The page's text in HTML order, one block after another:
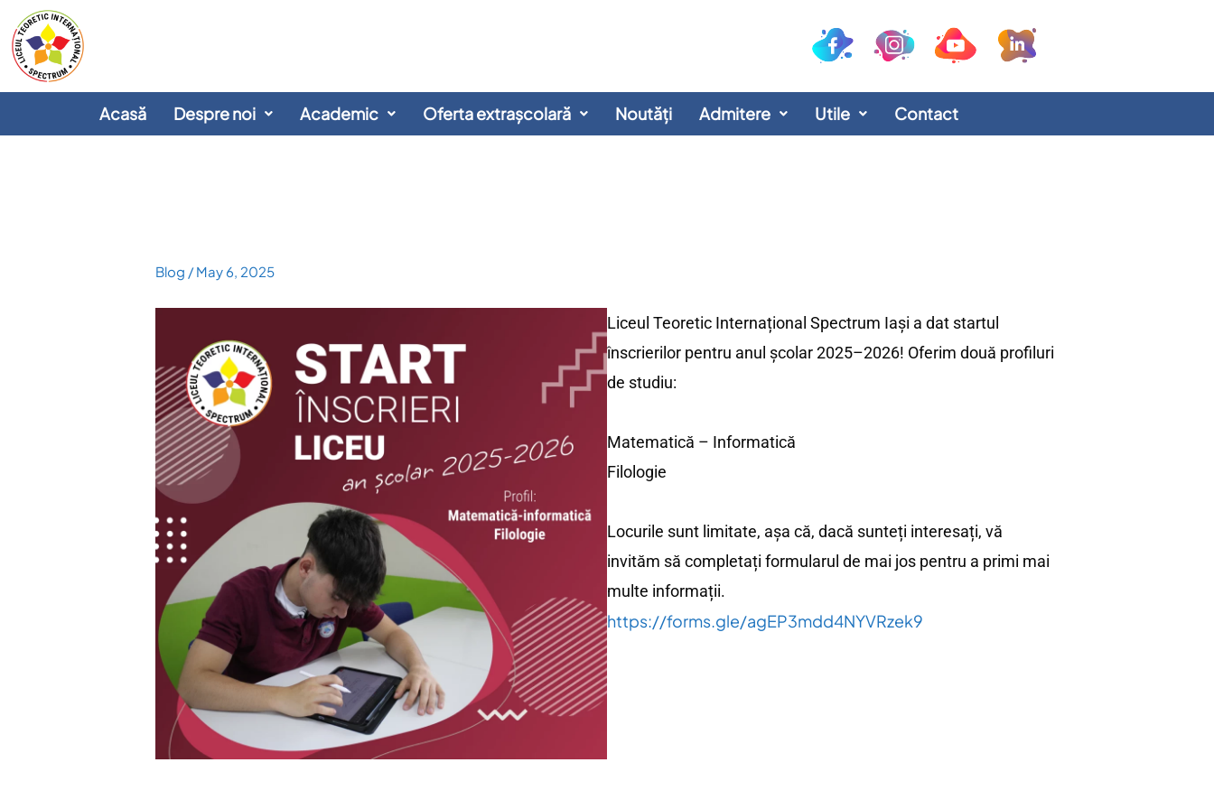
to
content
Acasă Despre noi Academic Oferta extrașcolară Noutăți Admitere Utile Contact
Blog /May 6, 2025
Liceul Teoretic Internațional Spectrum Iași a dat startul
înscrierilor pentru anul școlar 2025–2026! Oferim două profiluri
de studiu:
Matematică – Informatică
Filologie
Locurile sunt limitate, așa că, dacă sunteți interesați, vă
invităm să completați formularul de mai jos pentru a primi mai
multe informații.
https://forms.gle/agEP3mdd4NYVRzek9